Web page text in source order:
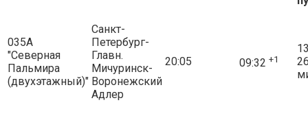
035А
"Северная
Пальмира
(двухэтажный)"
Санкт-
Петербург-
Главн.
Мичуринск-
Воронежский
Адлер
20:05 09:32 +1